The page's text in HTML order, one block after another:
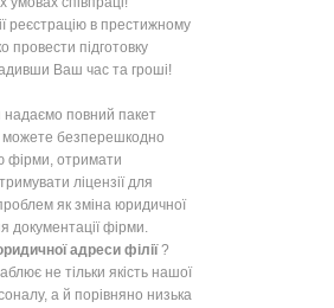
реєстрацію в престижному
підготовку
Ваш час та гроші!
повний пакет
можете безперешкодно
фірми, отримати
ліцензії для
як зміна юридичної
фірми.
адреси філії?
не тільки якість нашої
а й порівняно низька